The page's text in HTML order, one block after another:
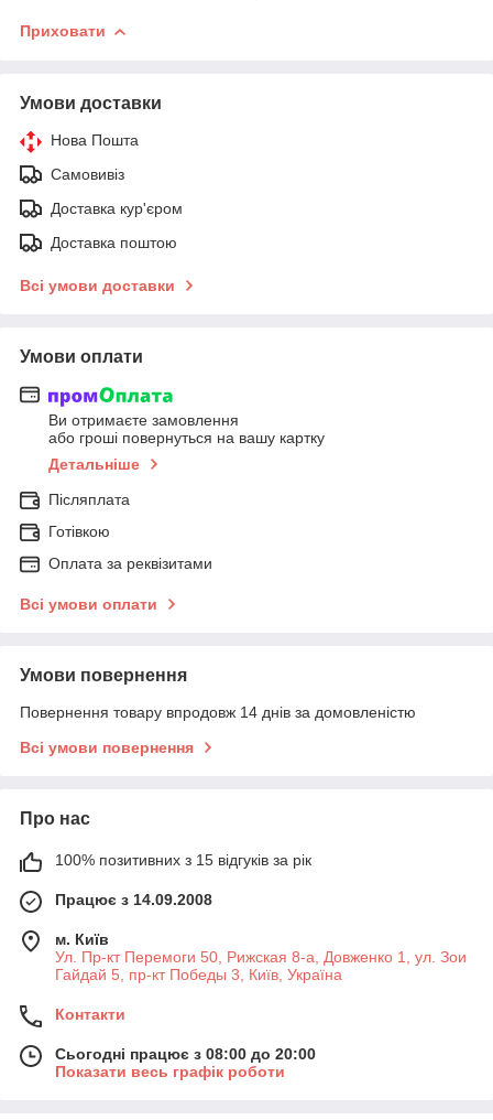
Приховати
Умови доставки
Нова Пошта
Самовивіз
Доставка кур'єром
Доставка поштою
Всі умови доставки
Умови оплати
Ви отримаєте замовлення
або гроші повернуться на вашу картку
Детальніше
Післяплата
Готівкою
Оплата за реквізитами
Всі умови оплати
Умови повернення
Повернення товару впродовж 14 днів за домовленістю
Всі умови повернення
Про нас
100% позитивних з 15 відгуків за рік
Працює з 14.09.2008
м. Київ
Ул. Пр-кт Перемоги 50, Рижская 8-а, Довженко 1, ул. Зои
Гайдай 5, пр-кт Победы 3, Київ, Україна
Контакти
Сьогодні працює з 08:00 до 20:00
Показати весь графік роботи